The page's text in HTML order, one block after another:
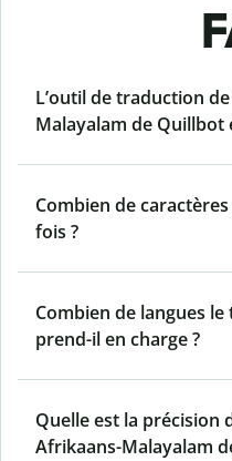
L’outil de traduction
Malayalam de Quillbot
Combien de
fois ?
Combien de langues
prend-il en charge ?
Quelle est la précision
Afrikaans-Malayalam